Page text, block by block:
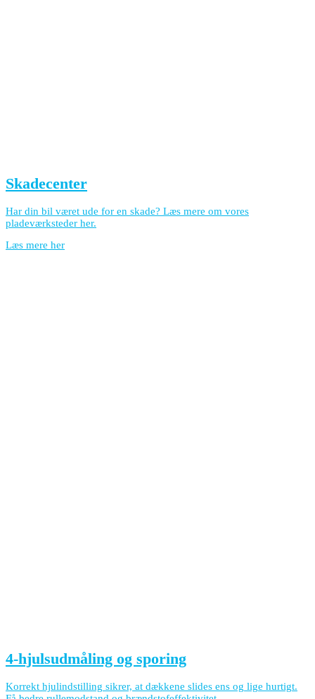
Skadecenter
Har din bil været ude for en skade? Læs mere om vores
pladeværksteder her.
Læs mere her
4-hjulsudmåling og sporing
Korrekt hjulindstilling sikrer, at dækkene slides ens og lige hurtigt.